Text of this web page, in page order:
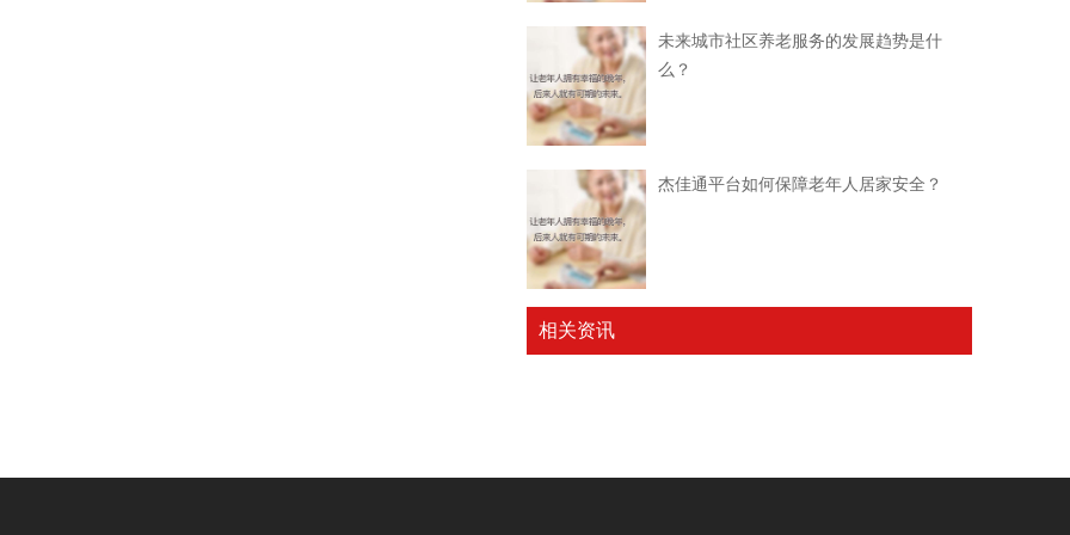
未来城市社区养老服务的发展趋势是什
么？
杰佳通平台如何保障老年人居家安全？
相关资讯